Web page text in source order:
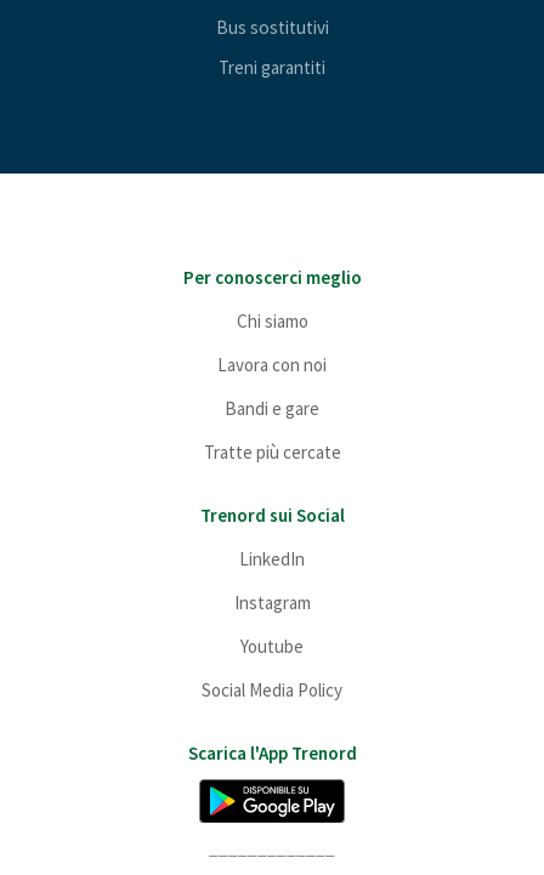
Bus sostitutivi
Treni garantiti
Per conoscerci meglio
Chi siamo
Lavora con noi
Bandi e gare
Tratte più cercate
Trenord sui Social
LinkedIn
Instagram
Youtube
Social Media Policy
Scarica l'App Trenord